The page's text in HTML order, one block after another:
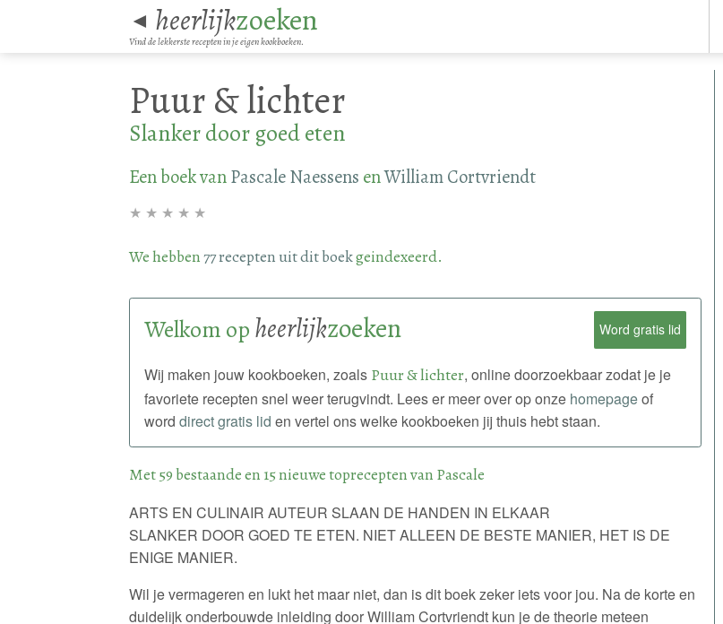
◄ heerlijkzoeken
Vind de lekkerste recepten in je eigen kookboeken.
Puur & lichter
Slanker door goed eten
Een boek vanPascale Naessens enWilliam Cortvriendt
★ ★ ★ ★ ★
We hebben77 recepten uit dit boekgeindexeerd.
Word gratis lid
Welkom op heerlijkzoeken
Wij maken jouw kookboeken, zoals Puur & lichter, online doorzoekbaar zodat je je
favoriete recepten snel weer terugvindt. Lees er meer over op onze homepageof
word direct gratis lid en vertel ons welke kookboeken jij thuis hebt staan.
Met 59 bestaande en 15 nieuwe toprecepten van Pascale
ARTS EN CULINAIR AUTEUR SLAAN DE HANDEN IN ELKAAR
SLANKER DOOR GOED TE ETEN. NIET ALLEEN DE BESTE MANIER, HET IS DE
ENIGE MANIER.
Wil je vermageren en lukt het maar niet, dan is dit boek zeker iets voor jou. Na de korte en
duidelijk onderbouwde inleiding door William Cortvriendt kun je de theorie meteen